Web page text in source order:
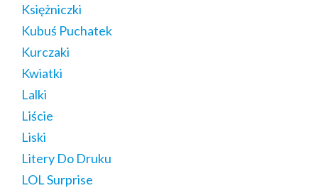
Księżniczki
Kubuś Puchatek
Kurczaki
Kwiatki
Lalki
Liście
Liski
Litery Do Druku
LOL Surprise